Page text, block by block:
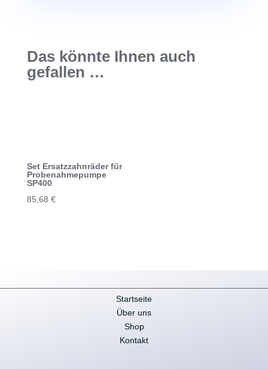
Das könnte Ihnen auch
gefallen …
Set Ersatzzahnräder für
Probenahmepumpe
SP400
85,68 €
Startseite
Über uns
Shop
Kontakt